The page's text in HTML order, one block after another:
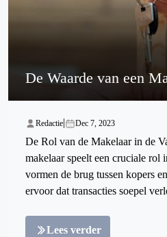
De Waarde van een
Redactie| Dec 7, 2023
De Rol van de Makelaar in de
makelaar speelt een cruciale rol
vormen de brug tussen kopers
ervoor dat transacties soepel
Lees verder